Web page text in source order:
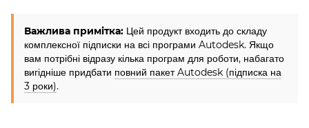
Важлива примітка: Цей продукт входить до складу
комплексної підписки на всі програми Autodesk. Якщо
вам потрібні відразу кілька програм для роботи, набагато
вигідніше придбати повний пакет Autodesk (підписка на
3 роки).